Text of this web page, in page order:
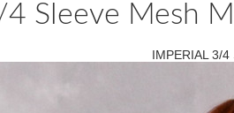
4 Sleeve Mesh
IMPERIAL 3/